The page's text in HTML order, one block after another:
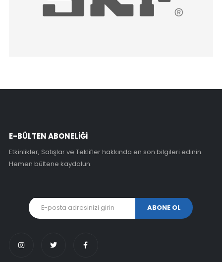
E-BÜLTEN ABONELİĞİ
Etkinlikler, Satışlar ve Teklifler hakkında en son bilgileri edinin.
Hemen bültene kaydolun.